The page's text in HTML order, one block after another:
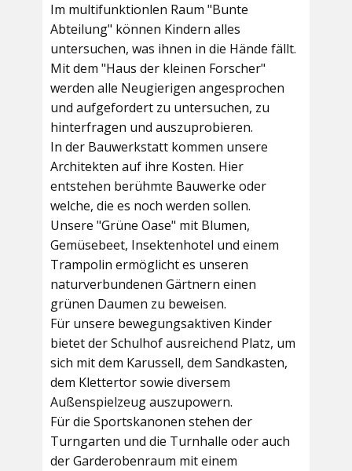
Im multifunktionlen Raum "Bunte
Abteilung" können Kindern alles
untersuchen, was ihnen in die Hände fällt.
Mit dem "Haus der kleinen Forscher"
werden alle Neugierigen angesprochen
und aufgefordert zu untersuchen, zu
hinterfragen und auszuprobieren.
In der Bauwerkstatt kommen unsere
Architekten auf ihre Kosten. Hier
entstehen berühmte Bauwerke oder
welche, die es noch werden sollen.
Unsere "Grüne Oase" mit Blumen,
Gemüsebeet, Insektenhotel und einem
Trampolin ermöglicht es unseren
naturverbundenen Gärtnern einen
grünen Daumen zu beweisen.
Für unsere bewegungsaktiven Kinder
bietet derSchulhofausreichend Platz, um
sich mit dem Karussell, dem Sandkasten,
dem Klettertor sowie diversem
Außenspielzeug auszupowern.
Für die Sportskanonen stehen der
Turngarten und die Turnhalle oder auch
derGarderobenraum mit einem